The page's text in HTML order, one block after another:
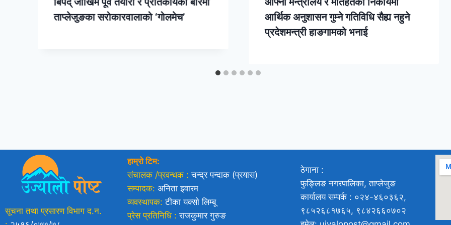
ताप्लेजुङका सरोकारवालाको ‘गोलमेच’
आर्थिक अनुशासन गुम्ने गतिविधि सैह्य नहुने
प्रदेशमन्त्री हाङगामको भनाई
सूचना तथा प्रसारण विभाग द.न.
हाम्रो टिम:
संचालक /प्रवन्धक : चन्द्र पन्दाक (प्रयास)
सम्पादक: अनिता इवारम
व्यवस्थापक: टीका यक्साे लिम्बू
प्रेस प्रतिनिधि : राजकुमार गुरुङ
ठेगाना :
फुङ्लिङ नगरपालिका, ताप्लेजुङ
कार्यालय सम्पर्क : ०२४-४६०३६२,
९८५२६८१७६५, ९८४२६६०७०२